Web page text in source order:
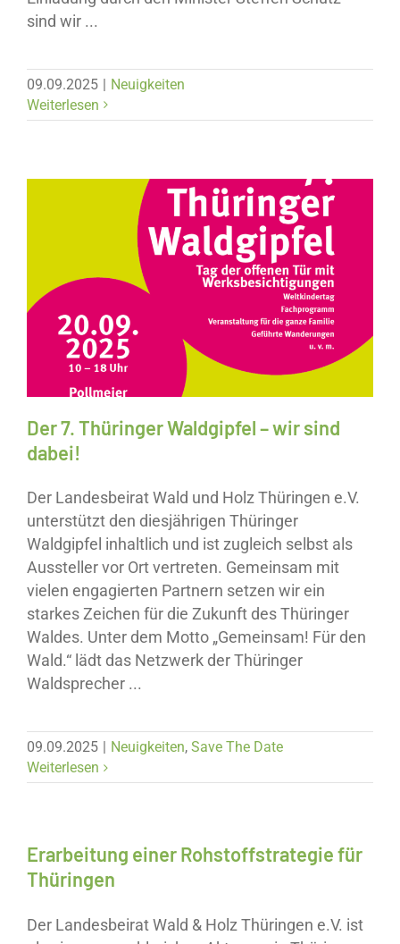
sind wir ...
09.09.2025 | Neuigkeiten
Weiterlesen
Neuigkeiten Save The Date
Der 7. Thüringer Waldgipfel – wir sind
dabei!
Der Landesbeirat Wald und Holz Thüringen e.V.
unterstützt den diesjährigen Thüringer
Waldgipfel inhaltlich und ist zugleich selbst als
Aussteller vor Ort vertreten. Gemeinsam mit
vielen engagierten Partnern setzen wir ein
starkes Zeichen für die Zukunft des Thüringer
Waldes. Unter dem Motto „Gemeinsam! Für den
Wald.“ lädt das Netzwerk der Thüringer
Waldsprecher ...
09.09.2025 Neuigkeiten, Save The Date
Weiterlesen
Erarbeitung einer Rohstoffstrategie für
Thüringen
Der Landesbeirat Wald & Holz Thüringen e.V. ist